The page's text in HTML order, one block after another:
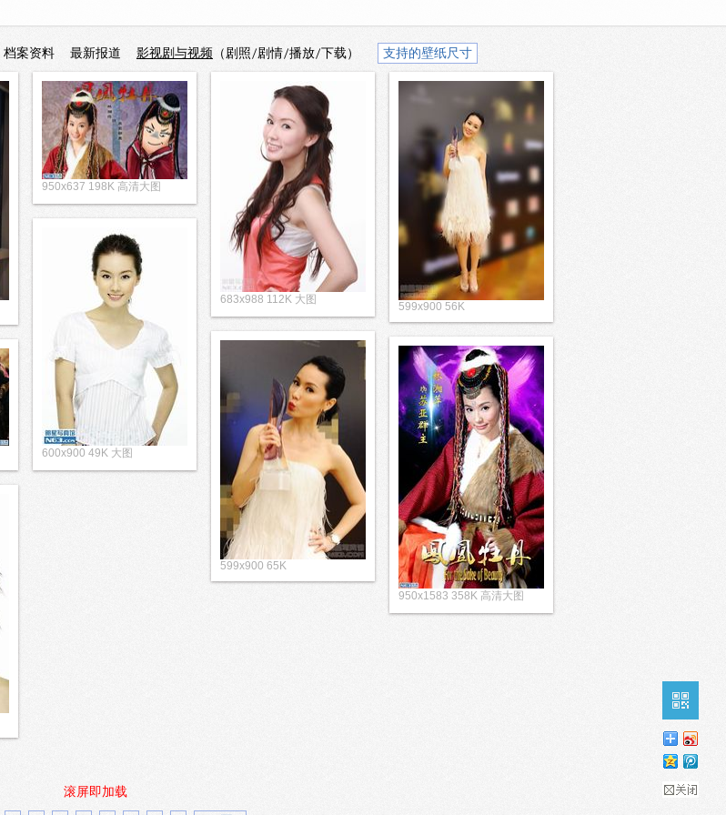
档案资料 最新报道 影视剧与视频 （剧照/剧情/播放/下载） 支持的壁纸尺寸
950x637 198K 高清大图
683x988 112K 大图
599x900 56K
600x900 49K 大图
599x900 65K
950x1583 358K 高清大图
滚屏即加载